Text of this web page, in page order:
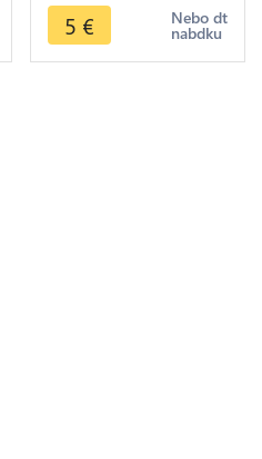
1972 ->Make offer
5 € Nebo dt
nabdku